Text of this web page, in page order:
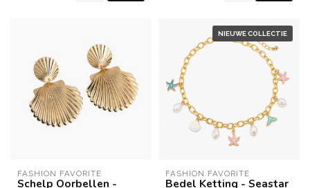
FASHION FAVORITE
Schelp Oorbellen -
NIEUWE COLLECTIE
FASHION FAVORITE
Bedel Ketting - Seastar